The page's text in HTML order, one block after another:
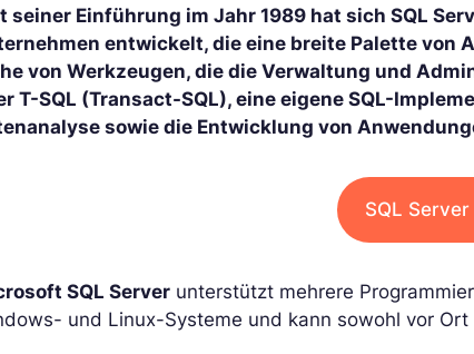
seiner Einführung im Jahr 1989 hat sich SQL
entwickelt, die eine breite Palette von
von Werkzeugen, die die Verwaltung und
T-SQL (Transact-SQL), eine eigene SQL-
sowie die Entwicklung von
SQL
SQL Server unterstützt mehrere
und Linux-Systeme und kann sowohl vor